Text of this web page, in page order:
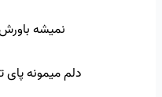
نمیشه
دلم میمونه